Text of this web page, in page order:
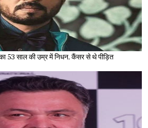
53 साल की उम्र में निधन, कैंसर से थे पीड़ित